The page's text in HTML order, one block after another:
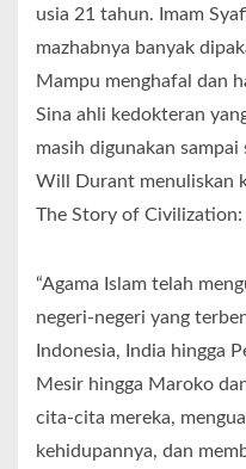
usia 21 tahun. Imam
mazhabnya banyak
Mampu menghafal dan
Sina ahli kedokteran
masih digunakan
Will Durant menuliskan
The Story of Civilization:
“Agama Islam telah
negeri-negeri yang
Indonesia, India hingga
Mesir hingga Maroko
cita-cita mereka,
kehidupannya, dan